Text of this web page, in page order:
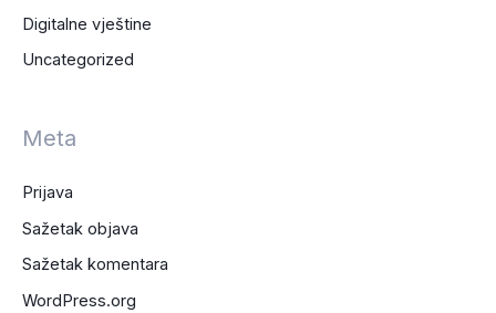
Digitalne vještine
Uncategorized
Meta
Prijava
Sažetak objava
Sažetak komentara
WordPress.org